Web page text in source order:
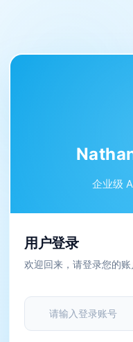
企业级
用户登录
欢迎回来，请登录您的账